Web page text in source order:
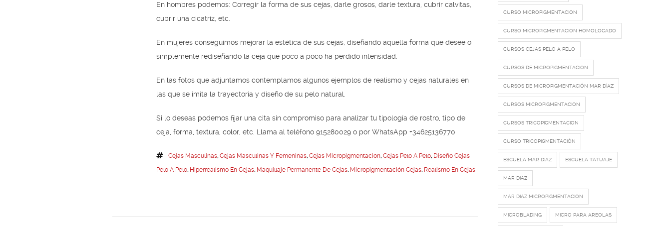
En hombres podemos: Corregir la forma de sus cejas, darle grosos, darle textura, cubrir calvitas,
cubrir una cicatriz, etc.
En mujeres conseguimos mejorar la estética de sus cejas, diseñando aquella forma que desee o
simplemente rediseñando la ceja que poco a poco ha perdido intensidad.
En las fotos que adjuntamos contemplamos algunos ejemplos de realismo y cejas naturales en
las que se imita la trayectoria y diseño de su pelo natural.
Si lo deseas podemos fijar una cita sin compromiso para analizar tu tipología de rostro, tipo de
ceja, forma, textura, color, etc. Llama al teléfono 915280029 o por WhatsApp +34625136770
Cejas Masculinas,Cejas Masculinas Y Femeninas,Cejas Micropigmentacion,Cejas Pelo A Pelo, Diseño Cejas
Pelo A Pelo, Hiperrealismo En Cejas, Maquillaje Permanente De Cejas, Micropigmentación Cejas, Realismo En Cejas
CURSO MICROPIGMENTACION
CURSO MICROPIGMENTACION HOMOLOGADO
CURSOS CEJAS PELO A PELO
CURSOS DE MICROPIGMENTACION
CURSOS DE MICROPIGMENTACIÓN MAR DÍAZ
CURSOS MICROPIGMENTACION
CURSOS TRICOPIGMENTACION
CURSO TRICOPIGMENTACIÓN
ESCUELA MAR DIAZ ESCUELA TATUAJE
MAR DIAZ
MAR DIAZ MICROPIGMENTACION
MICROBLADING MICRO PARA AREOLAS